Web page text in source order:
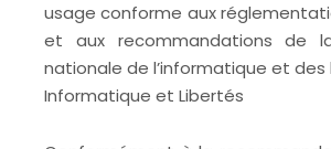
usage conforme aux
et aux recommandations de
nationale de l’informatique et des
Informatique et Libertés